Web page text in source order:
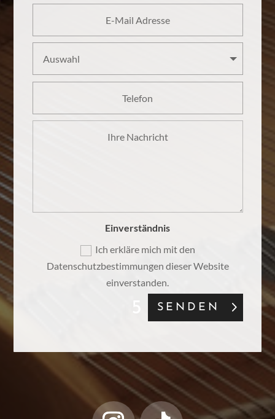
Einverständnis
Ich erkläre mich mit den
Datenschutzbestimmungen dieser Website
einverstanden.
SENDEN